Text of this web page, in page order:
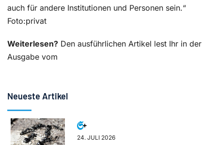
auch für andere Institutionen und Personen sein.“
Foto:privat
Weiterlesen? Den ausführlichen Artikel lest Ihr in der
Ausgabe vom
Neueste Artikel
24. JULI 2026